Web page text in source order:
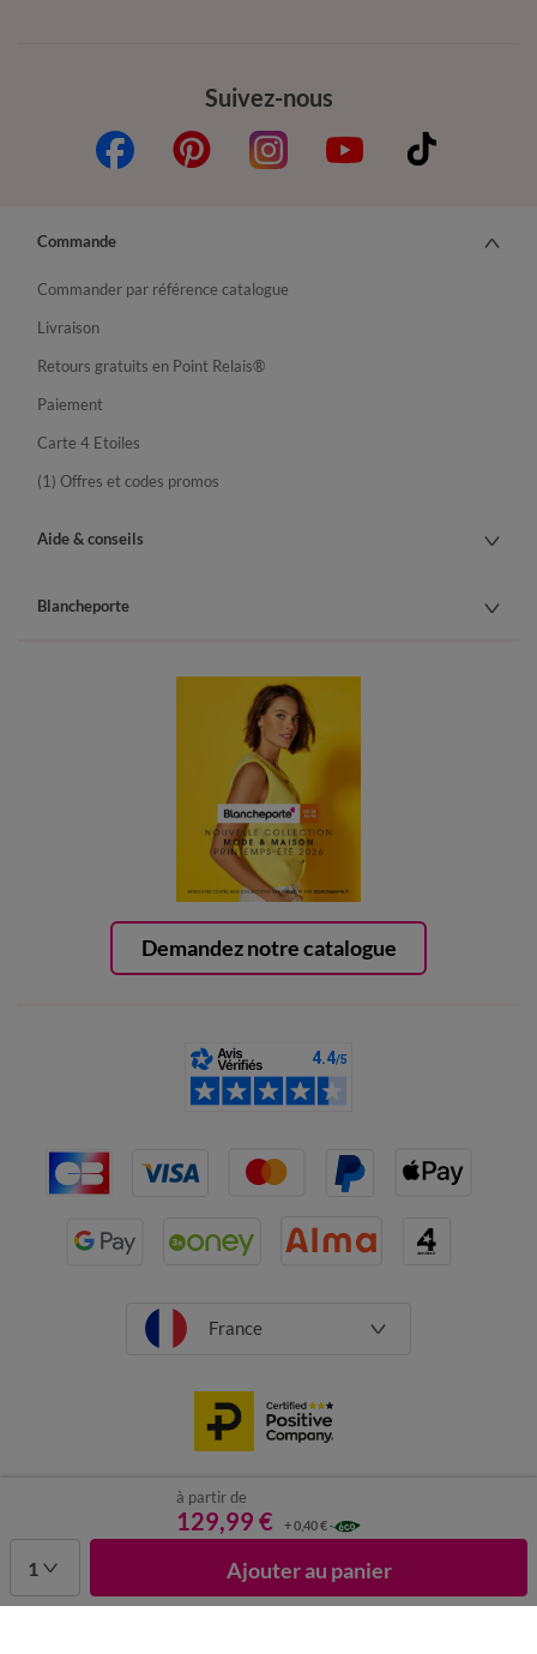
à partir de
129,99 € + 0,40 €
1 Ajouter au panier
Suivez-nous
Demandez notre catalogue
Commande
Commander par référence catalogue
Livraison
Retours gratuits en Point Relais®
Paiement
Carte 4 Etoiles
(1) Offres et codes promos
Aide & conseils
Blancheporte
France
Mentions légales Données personnelles